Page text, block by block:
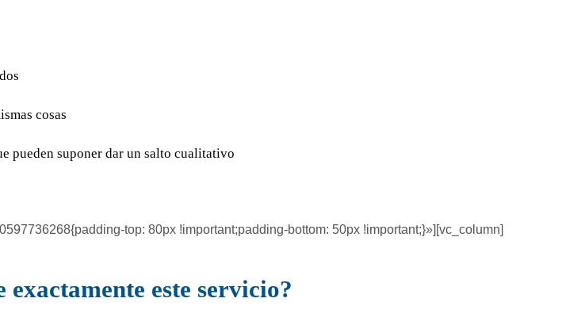
cosas
pueden suponer dar un salto cualitativo
top: 80px !important;padding-bottom: 50px !important;}»][vc_column]
exactamente este servicio?